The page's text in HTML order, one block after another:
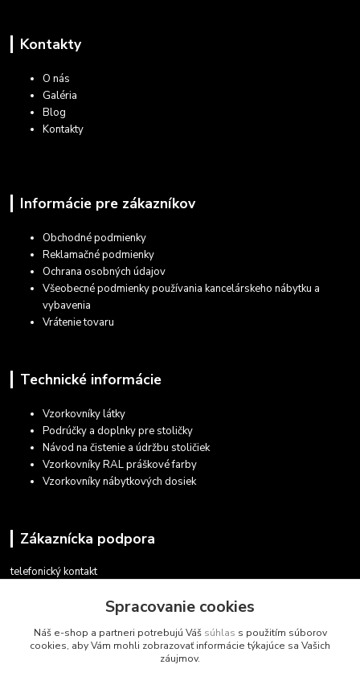
Kontakty
O nás
Galéria
Blog
Kontakty
Informácie pre zákazníkov
Obchodné podmienky
Reklamačné podmienky
Ochrana osobných údajov
Všeobecné podmienky používania kancelárskeho nábytku a
vybavenia
Vrátenie tovaru
Technické informácie
Vzorkovníky látky
Podrúčky a doplnky pre stoličky
Návod na čistenie a údržbu stoličiek
Vzorkovníky RAL práškové farby
Vzorkovníky nábytkových dosiek
Zákaznícka podpora
telefonický kontakt
v pracovných dňoch 08.30 - 16.00
obchod@marketsk.sk
Spracovanie cookies
Náš e-shop a partneri potrebujú Váš súhlas s použitím súborov
cookies, aby Vám mohli zobrazovať informácie týkajúce sa Vašich
záujmov.